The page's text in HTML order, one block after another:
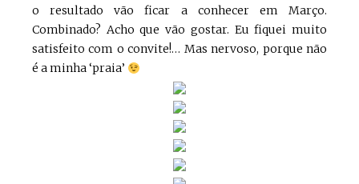
o resultado vão ficar a conhecer em Março.
Combinado? Acho que vão gostar. Eu fiquei muito
satisfeito com o convite!… Mas nervoso, porque não
é a minha ‘praia’